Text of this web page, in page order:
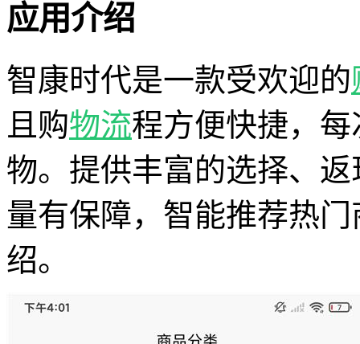
应用介绍
智康时代是一款受欢迎的
且购物流程方便快捷，
物。提供丰富的选择、
量有保障，智能推荐热
绍。